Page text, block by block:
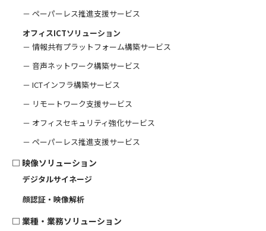
－ ペーパーレス推進支援サービス
オフィスICTソリューション
－ 情報共有プラットフォーム構築サービス
－ 音声ネットワーク構築サービス
－ ICTインフラ構築サービス
－ リモートワーク支援サービス
－ オフィスセキュリティ強化サービス
－ ペーパーレス推進支援サービス
□ 映像ソリューション
デジタルサイネージ
顔認証・映像解析
□ 業種・業務ソリューション